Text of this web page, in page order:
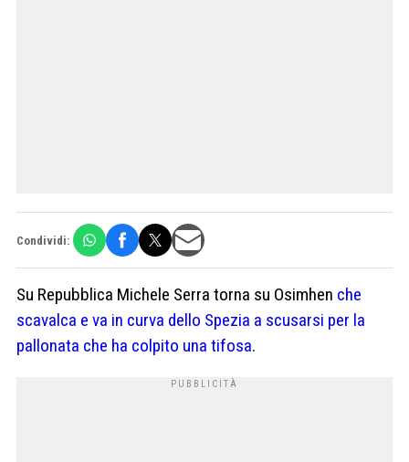
Condividi:
Su Repubblica Michele Serra torna su Osimhen che
scavalca e va in curva dello Spezia a scusarsi per la
pallonata che ha colpito una tifosa.